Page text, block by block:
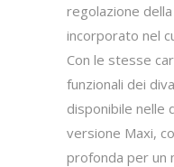
regolazione
incorporato nel
Con le stesse
funzionali dei
disponibile nelle
versione Maxi,
profonda per un